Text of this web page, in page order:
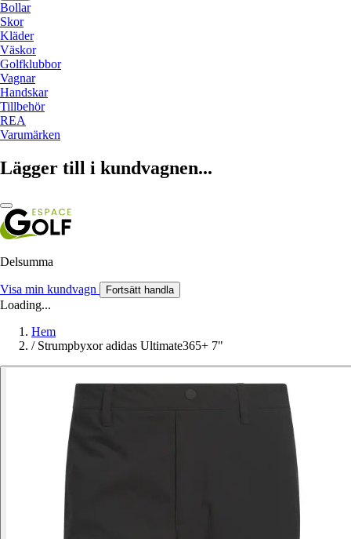
Bollar
Skor
Kläder
Väskor
Golfklubbor
Vagnar
Handskar
Tillbehör
REA
Varumärken
Lägger till i kundvagnen...
Delsumma
Visa min kundvagn Fortsätt handla
Loading...
Hem
/ Strumpbyxor adidas Ultimate365+ 7"